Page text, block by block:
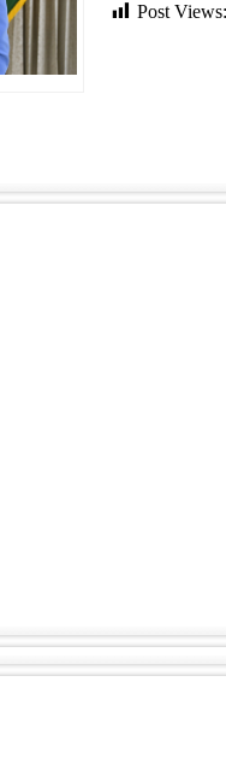
Post Views: